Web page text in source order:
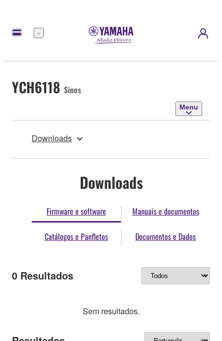
Menu
YCH6118 Sinos
Menu
Downloads
Downloads
Firmware e software Manuais e documentos
Catálogos e Panfletos Documentos e Dados
0 Resultados
Sem resultados.